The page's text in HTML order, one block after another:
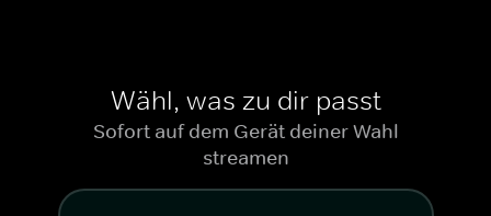
Wähl, was zu dir passt
Sofort auf dem Gerät deiner Wahl
streamen